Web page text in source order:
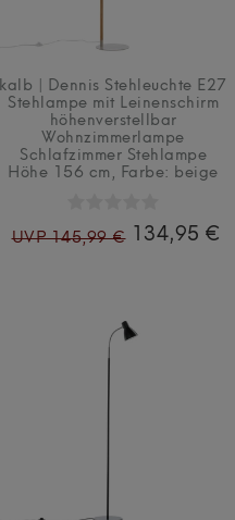
kalb | Dennis Stehleuchte E27
Stehlampe mit Leinenschirm
höhenverstellbar
Wohnzimmerlampe
Schlafzimmer Stehlampe
Höhe 156 cm , Farbe: beige
UVP 145,99 € 134,95 €